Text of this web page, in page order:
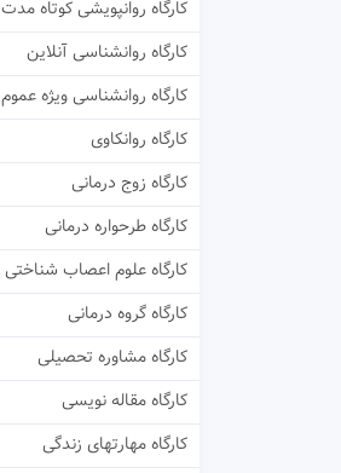
کارگاه روانپویشی کوتاه مدت
کارگاه روانشناسی آنلاین
کارگاه روانشناسی ویژه عموم
کارگاه روانکاوی
کارگاه زوج درمانی
کارگاه طرحواره درمانی
کارگاه علوم اعصاب شناختی
کارگاه گروه درمانی
کارگاه مشاوره تحصیلی
کارگاه مقاله نویسی
کارگاه مهارتهای زندگی